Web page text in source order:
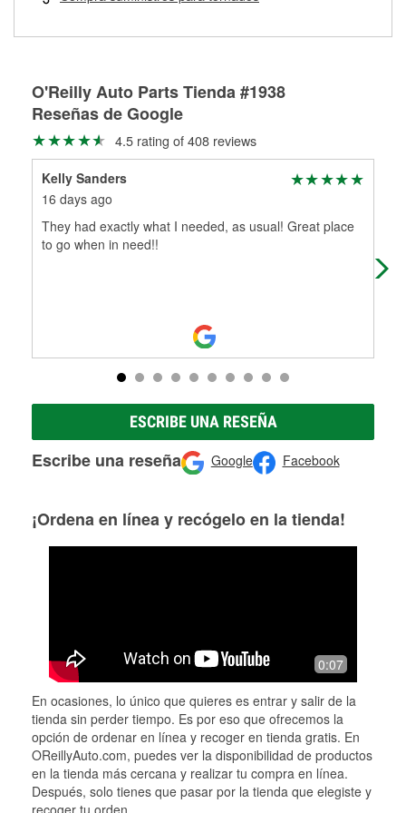
partes de reemplazo correctas para tu reparación.
O'Reilly Auto Parts Tienda #1938
Reseñas de Google
4.5 rating of 408 reviews
Kelly Sanders
16 days ago
They had exactly what I needed, as usual! Great place
to go when in need!!
ESCRIBE UNA RESEÑA
Escribe una reseña Google Facebook
¡Ordena en línea y recógelo en la tienda!
0:07
En ocasiones, lo único que quieres es entrar y salir de la
tienda sin perder tiempo. Es por eso que ofrecemos la
opción de ordenar en línea y recoger en tienda gratis. En
OReillyAuto.com, puedes ver la disponibilidad de productos
en la tienda más cercana y realizar tu compra en línea.
Después, solo tienes que pasar por la tienda que elegiste y
recoger tu orden.